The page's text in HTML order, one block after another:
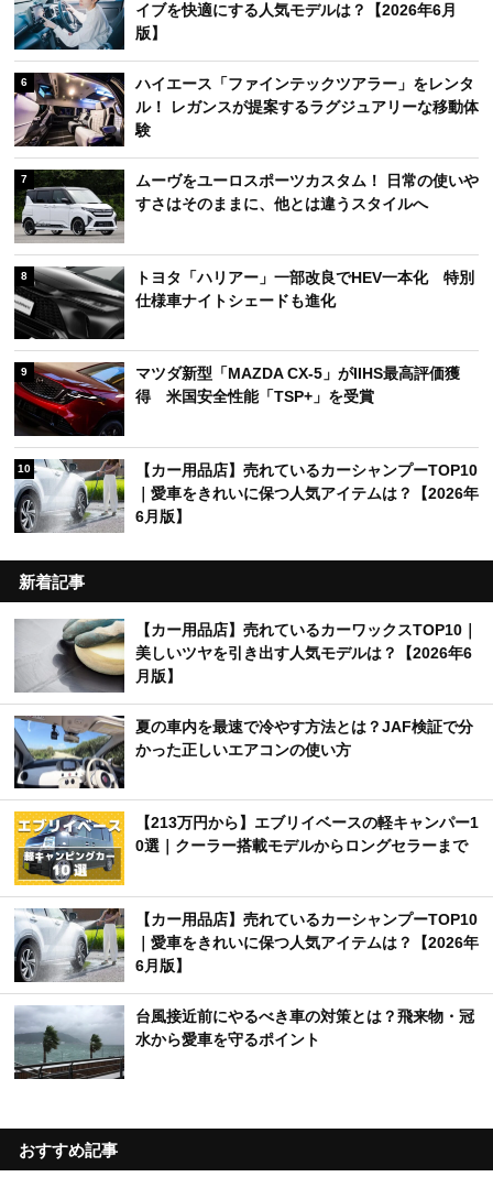
イブを快適にする人気モデルは？【2026年6月
版】
6
ハイエース「ファインテックツアラー」をレンタ
ル！ レガンスが提案するラグジュアリーな移動体
験
7
ムーヴをユーロスポーツカスタム！ 日常の使いや
すさはそのままに、他とは違うスタイルへ
8
トヨタ「ハリアー」一部改良でHEV一本化 特別
仕様車ナイトシェードも進化
9
マツダ新型「MAZDA CX-5」がIIHS最高評価獲
得 米国安全性能「TSP+」を受賞
10
【カー用品店】売れているカーシャンプーTOP10
｜愛車をきれいに保つ人気アイテムは？【2026年
6月版】
新着記事
【カー用品店】売れているカーワックスTOP10｜
美しいツヤを引き出す人気モデルは？【2026年6
月版】
夏の車内を最速で冷やす方法とは？JAF検証で分
かった正しいエアコンの使い方
【213万円から】エブリイベースの軽キャンパー1
0選｜クーラー搭載モデルからロングセラーまで
【カー用品店】売れているカーシャンプーTOP10
｜愛車をきれいに保つ人気アイテムは？【2026年
6月版】
台風接近前にやるべき車の対策とは？飛来物・冠
水から愛車を守るポイント
おすすめ記事